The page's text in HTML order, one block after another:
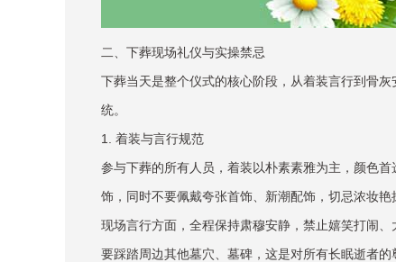
二、下葬现场礼仪与实操禁忌
下葬当天是整个仪式的核心阶段，从着装言行到骨
统。
1. 着装与言行规范
参与下葬的所有人员，着装以朴素素雅为主，颜色
饰，同时不要佩戴夸张首饰、新潮配饰，切忌浓妆艳
现场言行方面，全程保持肃穆安静，禁止嬉笑打闹
要踩踏周边其他墓穴、墓碑，这是对所有长眠逝者的